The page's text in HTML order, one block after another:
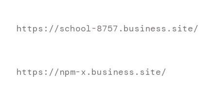
https://school-8757.business.site/
https://npm-x.business.site/